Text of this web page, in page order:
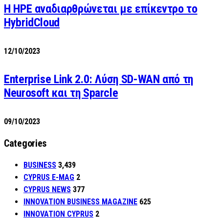
H HPE αναδιαρθρώνεται με επίκεντρο το
HybridCloud
12/10/2023
Enterprise Link 2.0: Λύση SD-WAN από τη
Neurosoft και τη Sparcle
09/10/2023
Categories
BUSINESS 3,439
CYPRUS E-MAG 2
CYPRUS NEWS 377
INNOVATION BUSINESS MAGAZINE 625
INNOVATION CYPRUS 2